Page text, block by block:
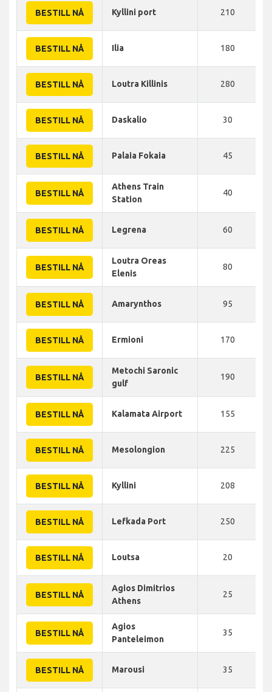
BESTILL NÅ Kyllini port 210
BESTILL NÅ Ilia 180
BESTILL NÅ Loutra Killinis 280
BESTILL NÅ Daskalio 30
BESTILL NÅ Palaia Fokaia 45
BESTILL NÅ
Athens Train
Station
40
BESTILL NÅ Legrena 60
BESTILL NÅ
Loutra Oreas
Elenis
80
BESTILL NÅ Amarynthos 95
BESTILL NÅ Ermioni 170
BESTILL NÅ
Metochi Saronic
gulf
190
BESTILL NÅ Kalamata Airport 155
BESTILL NÅ Mesolongion 225
BESTILL NÅ Kyllini 208
BESTILL NÅ Lefkada Port 250
BESTILL NÅ Loutsa 20
BESTILL NÅ
Agios Dimitrios
Athens
25
BESTILL NÅ
Agios
Panteleimon
35
BESTILL NÅ Marousi 35